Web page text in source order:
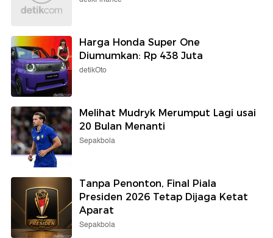
Harga Honda Super One
Diumumkan: Rp 438 Juta
detikOto
Melihat Mudryk Merumput Lagi usai
20 Bulan Menanti
Sepakbola
Tanpa Penonton, Final Piala
Presiden 2026 Tetap Dijaga Ketat
Aparat
Sepakbola